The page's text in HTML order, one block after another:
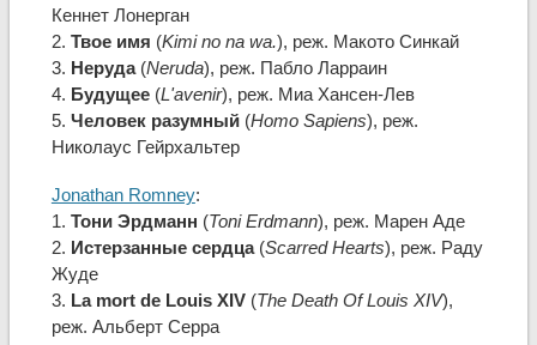
Кеннет Лонерган
2. Твое имя (Kimi no na wa.), реж. Макото Синкай
3. Неруда (Neruda), реж. Пабло Ларраин
4. Будущее(L'avenir), реж. Миа Хансен-Лев
5. Человек разумный(Homo Sapiens), реж.
Николаус Гейрхальтер
Jonathan Romney:
1. Тони Эрдманн (Toni Erdmann), реж. Марен Аде
2. Истерзанные сердца(Scarred Hearts), реж. Раду
Жуде
3. La mort de Louis XIV(The Death Of Louis XIV),
реж. Альберт Серра